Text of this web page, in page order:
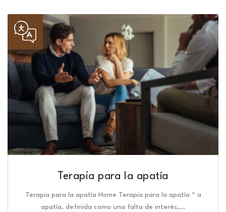
Terapia para la apatía
Terapia para la apatía Home Terapia para la apatía “ a
apatía, definida como una falta de interés,…